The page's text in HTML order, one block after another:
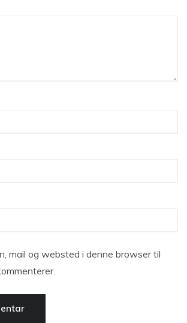
mail og websted i denne browser til